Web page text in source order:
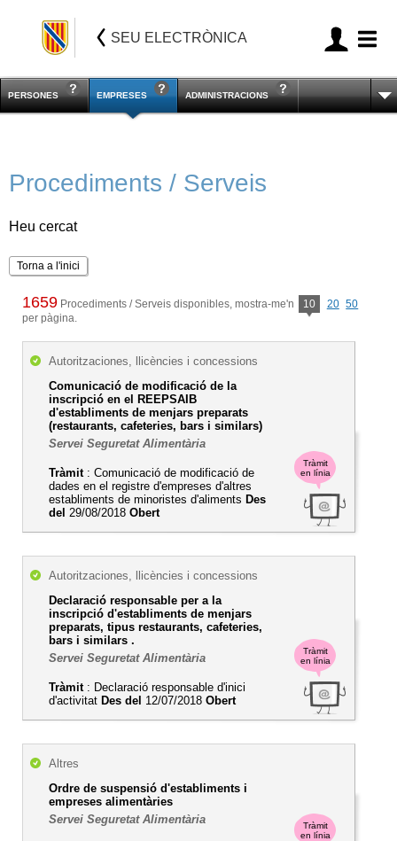
SEU ELECTRÒNICA
PERSONES EMPRESES ADMINISTRACIONS
Procediments / Serveis
Heu cercat
Torna a l'inici
1659 Procediments / Serveis disponibles, mostra-me'n 10 20 50
per pàgina.
Tràmit
en línia
Autoritzaciones, llicències i concessions
Comunicació de modificació de la
inscripció en el REEPSAIB
d'establiments de menjars preparats
(restaurants, cafeteries, bars i similars)
Servei Seguretat Alimentària
Tràmit: Comunicació de modificació de
dades en el registre d'empreses d'altres
establiments de minoristes d'aliments Des
del 29/08/2018 Obert
Tràmit
en línia
Autoritzaciones, llicències i concessions
Declaració responsable per a la
inscripció d'establiments de menjars
preparats, tipus restaurants, cafeteries,
bars i similars .
Servei Seguretat Alimentària
Tràmit: Declaració responsable d'inici
d'activitat Des del 12/07/2018 Obert
Tràmit
en línia
Altres
Ordre de suspensió d'establiments i
empreses alimentàries
Servei Seguretat Alimentària